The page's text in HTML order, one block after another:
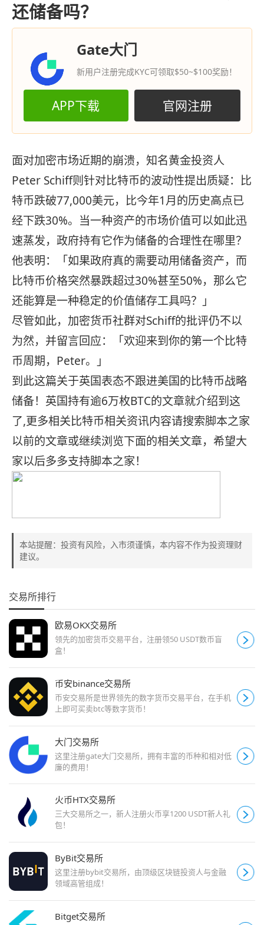
还储备吗？
Gate大门
新用户注册完成KYC可领取$50~$100奖励！
APP下载 官网注册
面对加密市场近期的崩溃，知名黄金投资人
Peter Schiff则针对比特币的波动性提出质疑：比
特币跌破77,000美元，比今年1月的历史高点已
经下跌30%。当一种资产的市场价值可以如此迅
速蒸发，政府持有它作为储备的合理性在哪里？
他表明：「如果政府真的需要动用储备资产，而
比特币价格突然暴跌超过30%甚至50%，那么它
还能算是一种稳定的价值储存工具吗？」
尽管如此，加密货币社群对Schiff的批评仍不以
为然，并留言回应：「欢迎来到你的第一个比特
币周期，Peter。」
到此这篇关于英国表态不跟进美国的比特币战略
储备！英国持有逾6万枚BTC的文章就介绍到这
了,更多相关比特币相关资讯内容请搜索脚本之家
以前的文章或继续浏览下面的相关文章，希望大
家以后多多支持脚本之家！
本站提醒：投资有风险，入市须谨慎，本内容不作为投资理财
建议。
交易所排行
欧易OKX交易所
领先的加密货币交易平台，注册领50 USDT数币盲
盒！
币安binance交易所
币安交易所是世界领先的数字货币交易平台，在手机
上即可买卖btc等数字货币！
大门交易所
这里注册gate大门交易所，拥有丰富的币种和相对低
廉的费用！
火币HTX交易所
三大交易所之一，新人注册火币享1200 USDT新人礼
包！
ByBit交易所
这里注册bybit交易所，由顶级区块链投资人与金融
领域高管组成！
Bitget交易所